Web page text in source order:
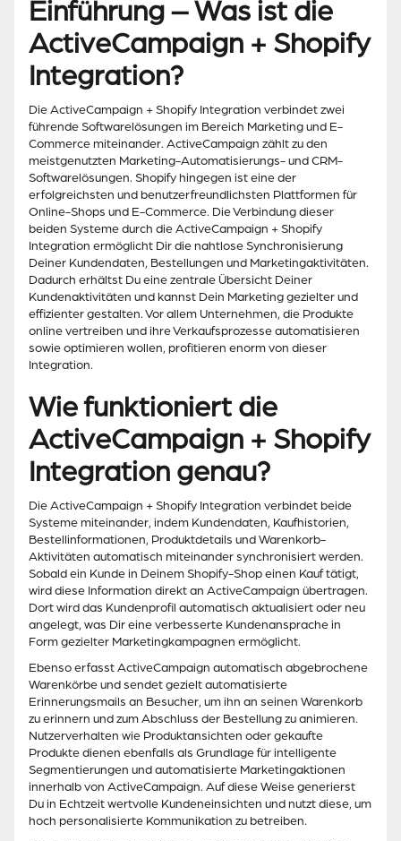
Einführung – Was ist die
ActiveCampaign + Shopify
Integration?
Die ActiveCampaign + Shopify Integration verbindet zwei
führende Softwarelösungen im Bereich Marketing und E-
Commerce miteinander. ActiveCampaign zählt zu den
meistgenutzten Marketing-Automatisierungs- und CRM-
Softwarelösungen. Shopify hingegen ist eine der
erfolgreichsten und benutzerfreundlichsten Plattformen für
Online-Shops und E-Commerce. Die Verbindung dieser
beiden Systeme durch die ActiveCampaign + Shopify
Integration ermöglicht Dir die nahtlose Synchronisierung
Deiner Kundendaten, Bestellungen und Marketingaktivitäten.
Dadurch erhältst Du eine zentrale Übersicht Deiner
Kundenaktivitäten und kannst Dein Marketing gezielter und
effizienter gestalten. Vor allem Unternehmen, die Produkte
online vertreiben und ihre Verkaufsprozesse automatisieren
sowie optimieren wollen, profitieren enorm von dieser
Integration.
Wie funktioniert die
ActiveCampaign + Shopify
Integration genau?
Die ActiveCampaign + Shopify Integration verbindet beide
Systeme miteinander, indem Kundendaten, Kaufhistorien,
Bestellinformationen, Produktdetails und Warenkorb-
Aktivitäten automatisch miteinander synchronisiert werden.
Sobald ein Kunde in Deinem Shopify-Shop einen Kauf tätigt,
wird diese Information direkt an ActiveCampaign übertragen.
Dort wird das Kundenprofil automatisch aktualisiert oder neu
angelegt, was Dir eine verbesserte Kundenansprache in
Form gezielter Marketingkampagnen ermöglicht.
Ebenso erfasst ActiveCampaign automatisch abgebrochene
Warenkörbe und sendet gezielt automatisierte
Erinnerungsmails an Besucher, um ihn an seinen Warenkorb
zu erinnern und zum Abschluss der Bestellung zu animieren.
Nutzerverhalten wie Produktansichten oder gekaufte
Produkte dienen ebenfalls als Grundlage für intelligente
Segmentierungen und automatisierte Marketingaktionen
innerhalb von ActiveCampaign. Auf diese Weise generierst
Du in Echtzeit wertvolle Kundeneinsichten und nutzt diese, um
hoch personalisierte Kommunikation zu betreiben.